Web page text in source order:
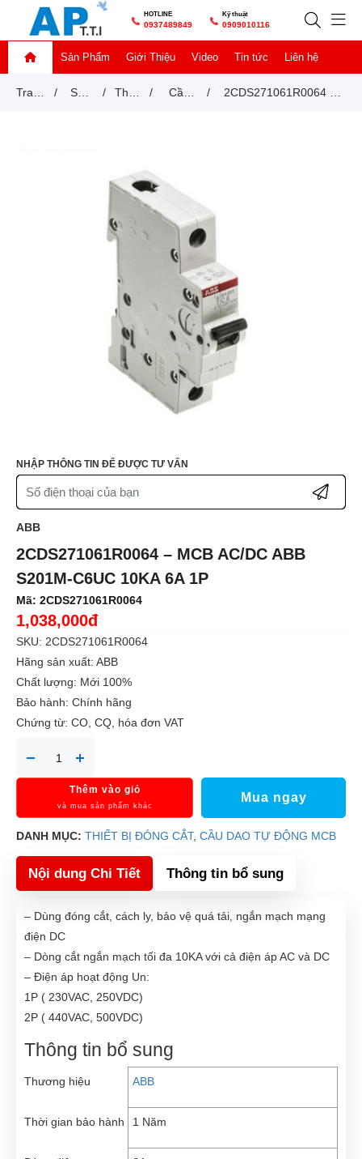
HOTLINE
0937489849
Kỹ thuật
0909010116
Sản Phẩm Giới Thiệu Video Tin tức Liên hệ
Trang / Sản / Thiết
cắt
/ Cầu
MCB
/ 2CDS271061R0064 –
NHẬP THÔNG TIN ĐỂ ĐƯỢC TƯ VẤN
ABB
2CDS271061R0064 – MCB AC/DC ABB
S201M-C6UC 10KA 6A 1P
Mã: 2CDS271061R0064
1,038,000đ
SKU: 2CDS271061R0064
Hãng sản xuất: ABB
Chất lượng: Mới 100%
Bảo hành: Chính hãng
Chứng từ: CO, CQ, hóa đơn VAT
Thêm vào giỏ
và mua sản phẩm khác
Mua ngay
DANH MỤC: THIẾT BỊ ĐÓNG CẮT, CẦU DAO TỰ ĐỘNG MCB
Nội dung Chi Tiết Thông tin bổ sung
– Dùng đóng cắt, cách ly, bảo vệ quá tải, ngắn mạch mạng
điện DC
– Dòng cắt ngắn mạch tối đa 10KA với cả điện áp AC và DC
– Điện áp hoạt động Un:
1P ( 230VAC, 250VDC)
2P ( 440VAC, 500VDC)
Thông tin bổ sung
Thương hiệu ABB
Thời gian bảo hành 1 Năm